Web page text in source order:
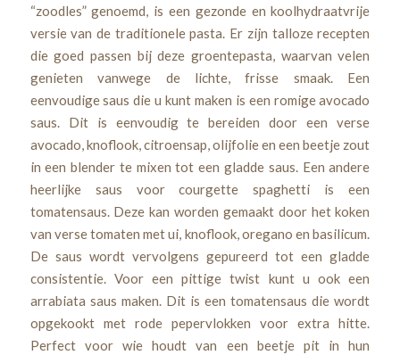
“zoodles” genoemd, is een gezonde en koolhydraatvrije
versie van de traditionele pasta. Er zijn talloze recepten
die goed passen bij deze groentepasta, waarvan velen
genieten vanwege de lichte, frisse smaak. Een
eenvoudige saus die u kunt maken is een romige avocado
saus. Dit is eenvoudig te bereiden door een verse
avocado, knoflook, citroensap, olijfolie en een beetje zout
in een blender te mixen tot een gladde saus. Een andere
heerlijke saus voor courgette spaghetti is een
tomatensaus. Deze kan worden gemaakt door het koken
van verse tomaten met ui, knoflook, oregano en basilicum.
De saus wordt vervolgens gepureerd tot een gladde
consistentie. Voor een pittige twist kunt u ook een
arrabiata saus maken. Dit is een tomatensaus die wordt
opgekookt met rode pepervlokken voor extra hitte.
Perfect voor wie houdt van een beetje pit in hun